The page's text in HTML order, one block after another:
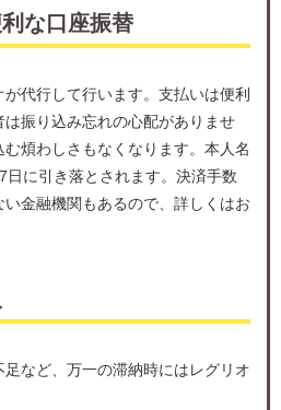
な口座振替
代行して行います。支払いは便利
振り込み忘れの心配がありませ
煩わしさもなくなります。本人名
に引き落とされます。決済手数
金融機関もあるので、詳しくはお
など、万一の滞納時にはレグリオ